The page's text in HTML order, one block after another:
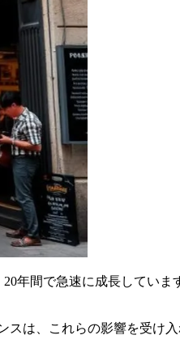
年間で急速に成長していま
スは、これらの影響を受け